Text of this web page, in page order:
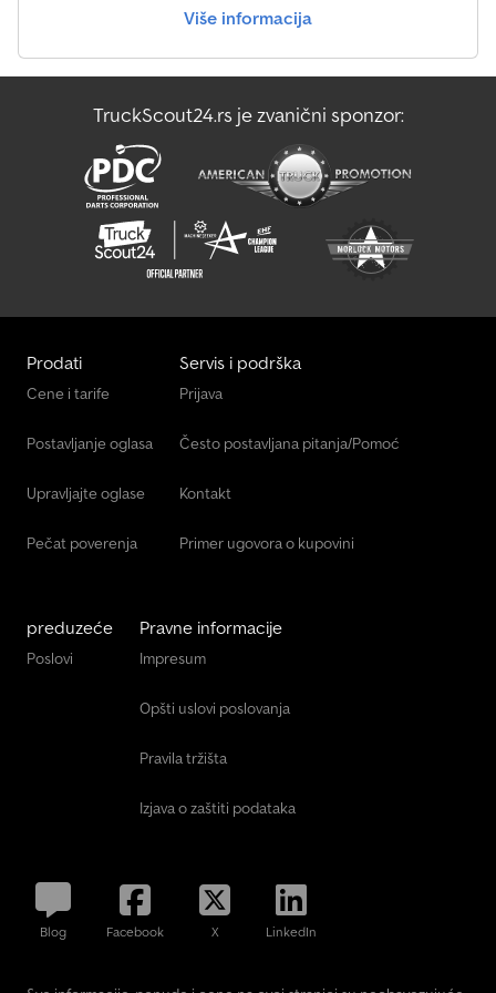
Više informacija
TruckScout24.rs je zvanični sponzor:
Prodati
Cene i tarife
Postavljanje oglasa
Upravljajte oglase
Pečat poverenja
Servis i podrška
Prijava
Često postavljana pitanja/Pomoć
Kontakt
Primer ugovora o kupovini
preduzeće
Poslovi
Pravne informacije
Impresum
Opšti uslovi poslovanja
Pravila tržišta
Izjava o zaštiti podataka
Blog Facebook X LinkedIn